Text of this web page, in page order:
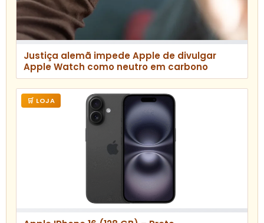
Justiça alemã impede Apple de divulgar
Apple Watch como neutro em carbono
🛒 LOJA